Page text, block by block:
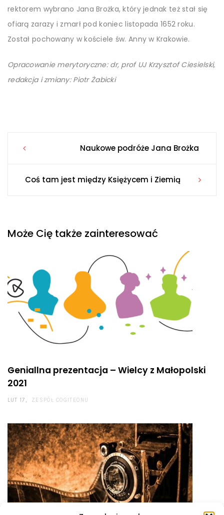
rektorem wybrano Jana Brożka, który jednak też stał się
ofiarą zarazy i zmarł pod koniec listopada 1652 roku.
Został pochowany w kościele św. Anny w Krakowie.
Opracowanie merytoryczne: dr, prof UJ Krzysztof Ciesielski,
redakcja i zmiany: Piotr Żabicki
Post
navigation
Naukowe podróże Jana Brożka
Coś tam jest między Księżycem i Ziemią
Może Cię także zainteresować
Geniallna prezentacja – Wielcy z Małopolski
2021
LUT 17 ZESPÓŁ COGITEONU